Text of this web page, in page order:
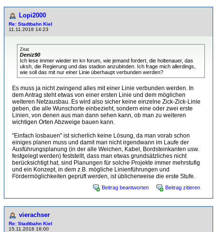
Lopi2000
Re: Stadtbahn Kiel
11.11.2018 14:23
Zitat
Deniz90
Ich lese immer wieder im kn forum, wie jemand fordert, die holtenauer, das
uksh, die Regierung und das stadion anzubinden. Ich frage mich allerdings,
wie soll das mit nur einer Linie überhaupt verbunden werden?
Es muss ja nicht zwingend alles mit einer Linie verbunden werden. In
dem Antrag steht etwas von einer ersten Linie und dem möglichen
weiteren Netzausbau. Es wird also sicher keine einzelne Zick-Zick-Linie
geben, die alle Wunschorte einbezieht, sondern eine oder zwei erste
Linien, von denen aus man dann sehen kann, ob man zu weiteren
wichtigen Orten Abzweige bauen kann.
"Einfach losbauen" ist sicherlich keine Lösung, da man vorab schon
einiges planen muss und damit man nicht irgendwann im Laufe der
Ausführungsplanung (in der alle Weichen, Kabel, Bordsteinkanten usw.
festgelegt werden) feststellt, dass man etwas grundsätzliches nicht
berücksichtigt hat, sind Planungen für solche Projekte immer mehrstufig
und ein Konzept, in dem z.B. mögliche Linienführungen und
Fördermöglichkeiten geprüft werden, ist üblicherweise die erste Stufe.
Beitrag beantworten Beitrag zitieren
vierachser
Re: Stadtbahn Kiel
15.11.2018 16:00